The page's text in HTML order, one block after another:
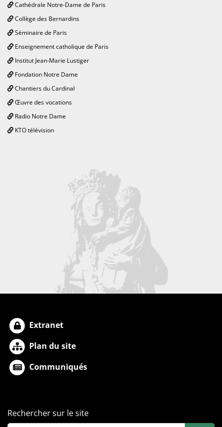
Cathédrale Notre-Dame de Paris
Collège des Bernardins
Séminaire de Paris
Enseignement catholique de Paris
Institut Jean-Marie Lustiger
Fondation Notre Dame
Chantiers du Cardinal
Œuvre des vocations
Radio Notre Dame
KTO télévision
Extranet
Plan du site
Communiqués
Rechercher sur le site